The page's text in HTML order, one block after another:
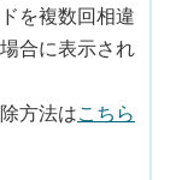
を複数回相違
合に表示され
方法はこちら